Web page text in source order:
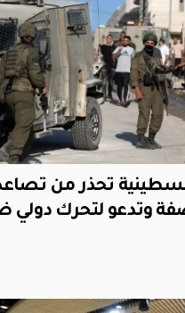
تحذر من
وتدعو لتحرك دولي